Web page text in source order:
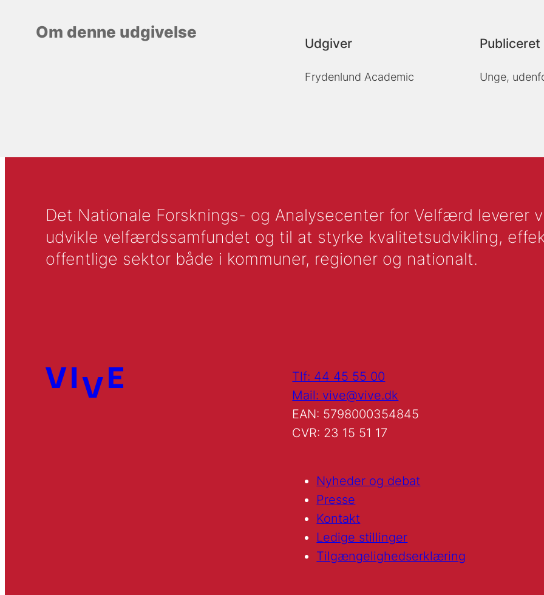
Om denne udgivelse
Udgiver
Frydenlund Academic
Publiceret
Unge,
Det Nationale Forsknings- og Analysecenter for Velfærd leverer
udvikle velfærdssamfundet og til at styrke kvalitetsudvikling,
offentlige sektor både i kommuner, regioner og nationalt.
Tlf: 44 45 55 00
Mail: vive@vive.dk
EAN: 5798000354845
CVR: 23 15 51 17
Nyheder og debat
Presse
Kontakt
Ledige stillinger
Tilgængelighedserklæring